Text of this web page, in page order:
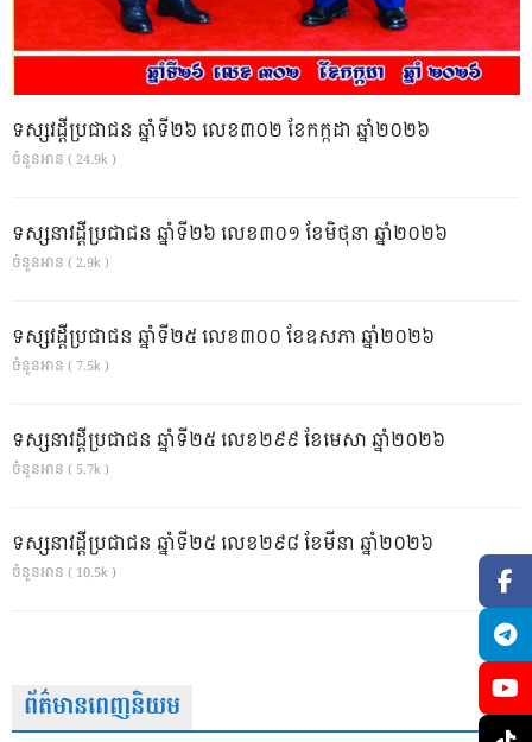
ទស្សវដ្តីប្រជាជន ឆ្នាំទី២៦ លេខ៣០២ ខែកក្កដា ឆ្នាំ២០២៦
ចំនួនអាន ( 24.9k )
ទស្សនាវដ្ដីប្រជាជន ឆ្នាំទី២៦ លេខ៣០១ ខែមិថុនា ឆ្នាំ២០២៦
ចំនួនអាន ( 2.9k )
ទស្សវដ្តីប្រជាជន ឆ្នាំទី២៥ លេខ៣០០ ខែឧសភា ឆ្នាំ២០២៦
ចំនួនអាន ( 7.5k )
ទស្សនាវដ្ដីប្រជាជន ឆ្នាំទី២៥ លេខ២៩៩ ខែមេសា ឆ្នាំ២០២៦
ចំនួនអាន ( 5.7k )
ទស្សនាវដ្ដីប្រជាជន ឆ្នាំទី២៥ លេខ២៩៨ ខែមីនា ឆ្នាំ២០២៦
ចំនួនអាន ( 10.5k )
ព័ត៌មានពេញនិយម